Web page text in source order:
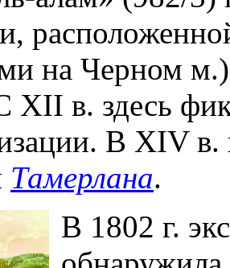
на Черном
XII в. здесь
В XIV
Тамерлана.
В 1802 г.